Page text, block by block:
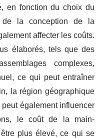
en fonction du choix du
la conception de la
affecter les coûts.
élaborés, tels que des
complexes,
ce qui peut entraîner
la région géographique
également influencer
le coût de la main-
plus élevé, ce qui se